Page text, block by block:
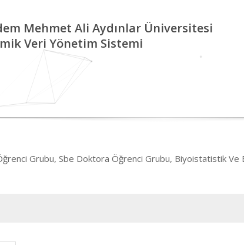
Mehmet Ali Aydınlar Üniversitesi
Veri Yönetim Sistemi
Grubu, Sbe Doktora Öğrenci Grubu, Biyoistatistik Ve